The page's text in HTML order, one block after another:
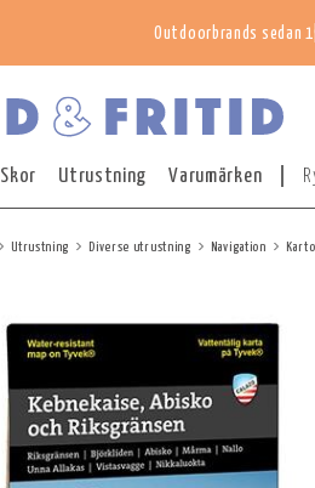
Outdoorbrands sedan
Skor Utrustning Varumärken
Utrustning Diverse utrustning Navigation